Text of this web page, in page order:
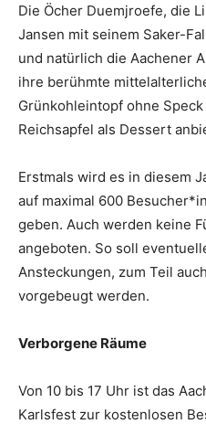
Die Öcher Duemjroefe, die
Jansen mit seinem Saker-
und natürlich die Aachener
ihre berühmte
Grünkohleintopf ohne
Reichsapfel als Dessert
Erstmals wird es in diesem
auf maximal 600
geben. Auch werden keine
angeboten. So soll
Ansteckungen, zum Teil
vorgebeugt werden.
Verborgene Räume
Von 10 bis 17 Uhr ist das
Karlsfest zur kostenlosen